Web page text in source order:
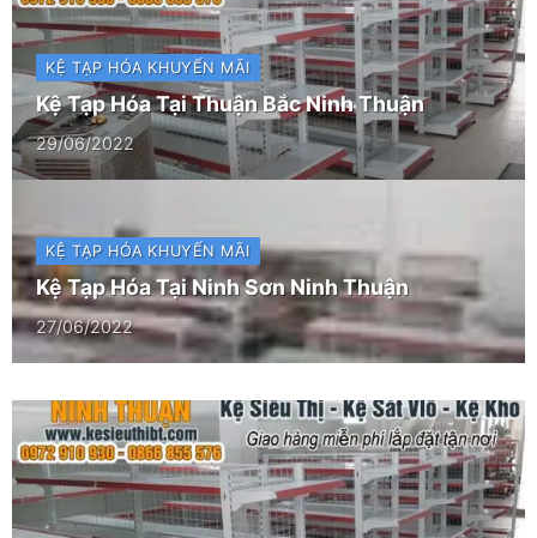
KỆ TẠP HÓA KHUYẾN MÃI
Kệ Tạp Hóa Tại Thuận Bắc Ninh Thuận
29/06/2022
KỆ TẠP HÓA KHUYẾN MÃI
Kệ Tạp Hóa Tại Ninh Sơn Ninh Thuận
27/06/2022